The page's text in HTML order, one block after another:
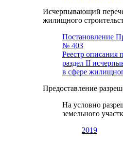
Исчерпывающий
жилищного
Постановление
№ 403
Реестр описания
раздел II
в сфере
Предоставление
На условно
земельного
2019